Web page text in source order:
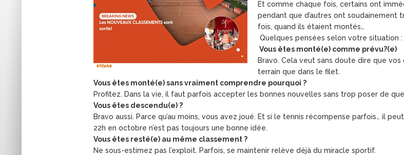
Et comme chaque fois, certains ont
pendant que d’autres ont soudainement
fois, quand ils étaient montés…
Quelques pensées selon votre situation :
Vous êtes monté(e) comme prévu?(e)
Bravo. Cela veut sans doute dire que
terrain que dans le filet.
Vous êtes monté(e) sans vraiment comprendre pourquoi ?
Profitez. Dans la vie, il faut parfois accepter les bonnes nouvelles sans trop poser de
Vous êtes descendu(e) ?
Bravo aussi. Parce qu’au moins, vous avez joué. Et si le tennis récompense parfois… il
22h en octobre n’est pas toujours une bonne idée.
Vous êtes resté(e) au même classement ?
Ne sous-estimez pas l’exploit. Parfois, se maintenir relève déjà du miracle sportif.